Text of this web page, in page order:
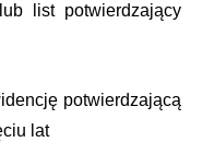
list potwierdzający
potwierdzającą
lat